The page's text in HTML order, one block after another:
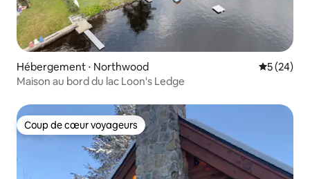
Hébergement ⋅ Northwood
5 (24)
Maison au bord du lac Loon's Ledge
Coup de cœur voyageurs
Coup de cœur voyageurs